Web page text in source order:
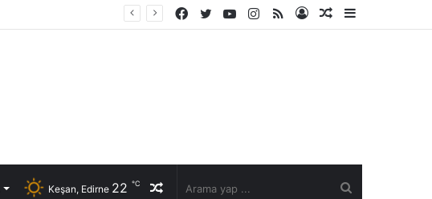
Kenar
Rastgele
Kayıt
RSS
Instagram
YouTube
Twitter
Facebook
Rastgele
Keşan, Edirne 22 ℃